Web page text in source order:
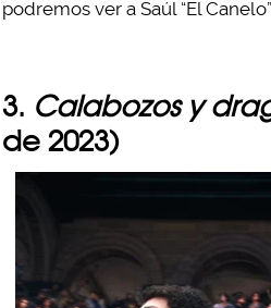
podremos ver a Saúl “El
3. Calabozos y
de 2023)